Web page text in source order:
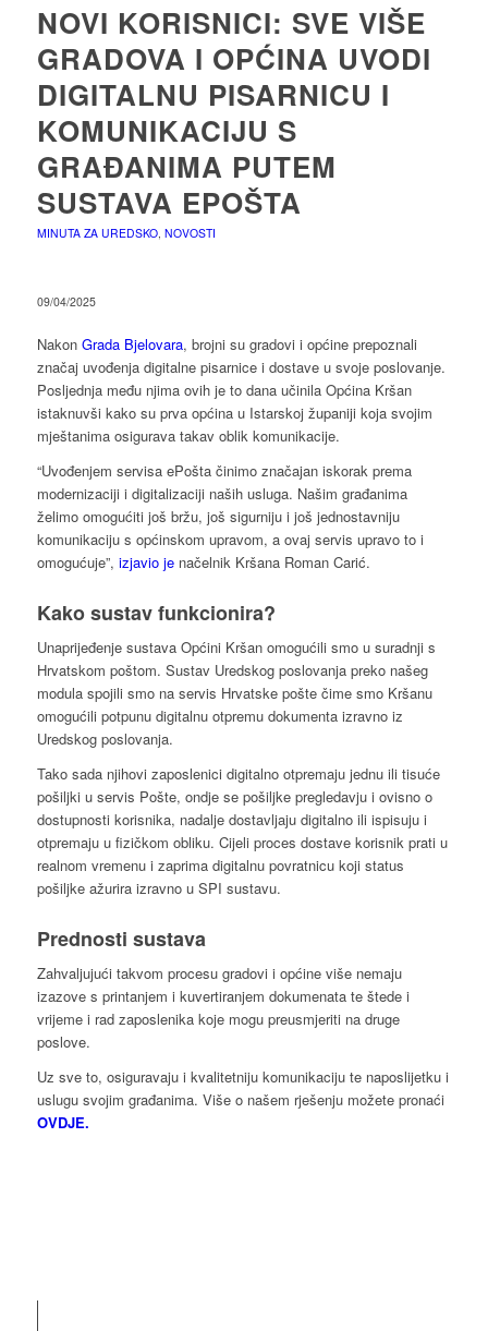
NOVI KORISNICI: SVE VIŠE
GRADOVA I OPĆINA UVODI
DIGITALNU PISARNICU I
KOMUNIKACIJU S
GRAĐANIMA PUTEM
SUSTAVA EPOŠTA
MINUTA ZA UREDSKO, NOVOSTI
09/04/2025
Nakon Grada Bjelovara, brojni su gradovi i općine prepoznali
značaj uvođenja digitalne pisarnice i dostave u svoje poslovanje.
Posljednja među njima ovih je to dana učinila Općina Kršan
istaknuvši kako su prva općina u Istarskoj županiji koja svojim
mještanima osigurava takav oblik komunikacije.
“Uvođenjem servisa ePošta činimo značajan iskorak prema
modernizaciji i digitalizaciji naših usluga. Našim građanima
želimo omogućiti još bržu, još sigurniju i još jednostavniju
komunikaciju s općinskom upravom, a ovaj servis upravo to i
omogućuje”, izjavio jenačelnik Kršana Roman Carić.
Kako sustav funkcionira?
Unaprijeđenje sustava Općini Kršan omogućili smo u suradnji s
Hrvatskom poštom. Sustav Uredskog poslovanja preko našeg
modula spojili smo na servis Hrvatske pošte čime smo Kršanu
omogućili potpunu digitalnu otpremu dokumenta izravno iz
Uredskog poslovanja.
Tako sada njihovi zaposlenici digitalno otpremaju jednu ili tisuće
pošiljki u servis Pošte, ondje se pošiljke pregledavju i ovisno o
dostupnosti korisnika, nadalje dostavljaju digitalno ili ispisuju i
otpremaju u fizičkom obliku. Cijeli proces dostave korisnik prati u
realnom vremenu i zaprima digitalnu povratnicu koji status
pošiljke ažurira izravno u SPI sustavu.
Prednosti sustava
Zahvaljujući takvom procesu gradovi i općine više nemaju
izazove s printanjem i kuvertiranjem dokumenata te štede i
vrijeme i rad zaposlenika koje mogu preusmjeriti na druge
poslove.
Uz sve to, osiguravaju i kvalitetniju komunikaciju te naposlijetku i
uslugu svojim građanima. Više o našem rješenju možete pronaći
OVDJE.